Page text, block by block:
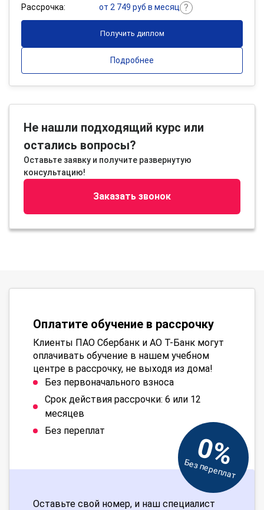
Рассрочка:
от 2 749 руб в месяц
Получить диплом
Подробнее
Не нашли подходящий курс или
остались вопросы?
Оставьте заявку и получите развернутую
консультацию!
Заказать звонок
Оплатите обучение в рассрочку
Клиенты ПАО Сбербанк и АО Т-Банк могут
оплачивать обучение в нашем учебном
центре в рассрочку, не выходя из дома!
Без первоначального взноса
Срок действия рассрочки: 6 или 12
месяцев
Без переплат
0%
Без переплат
Оставьте свой номер, и наш специалист